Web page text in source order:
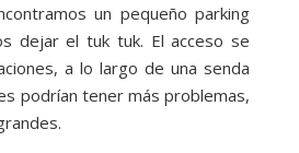
un pequeño parking
dejar el tuk tuk. El acceso se
a lo largo de una senda
podrían tener más problemas,